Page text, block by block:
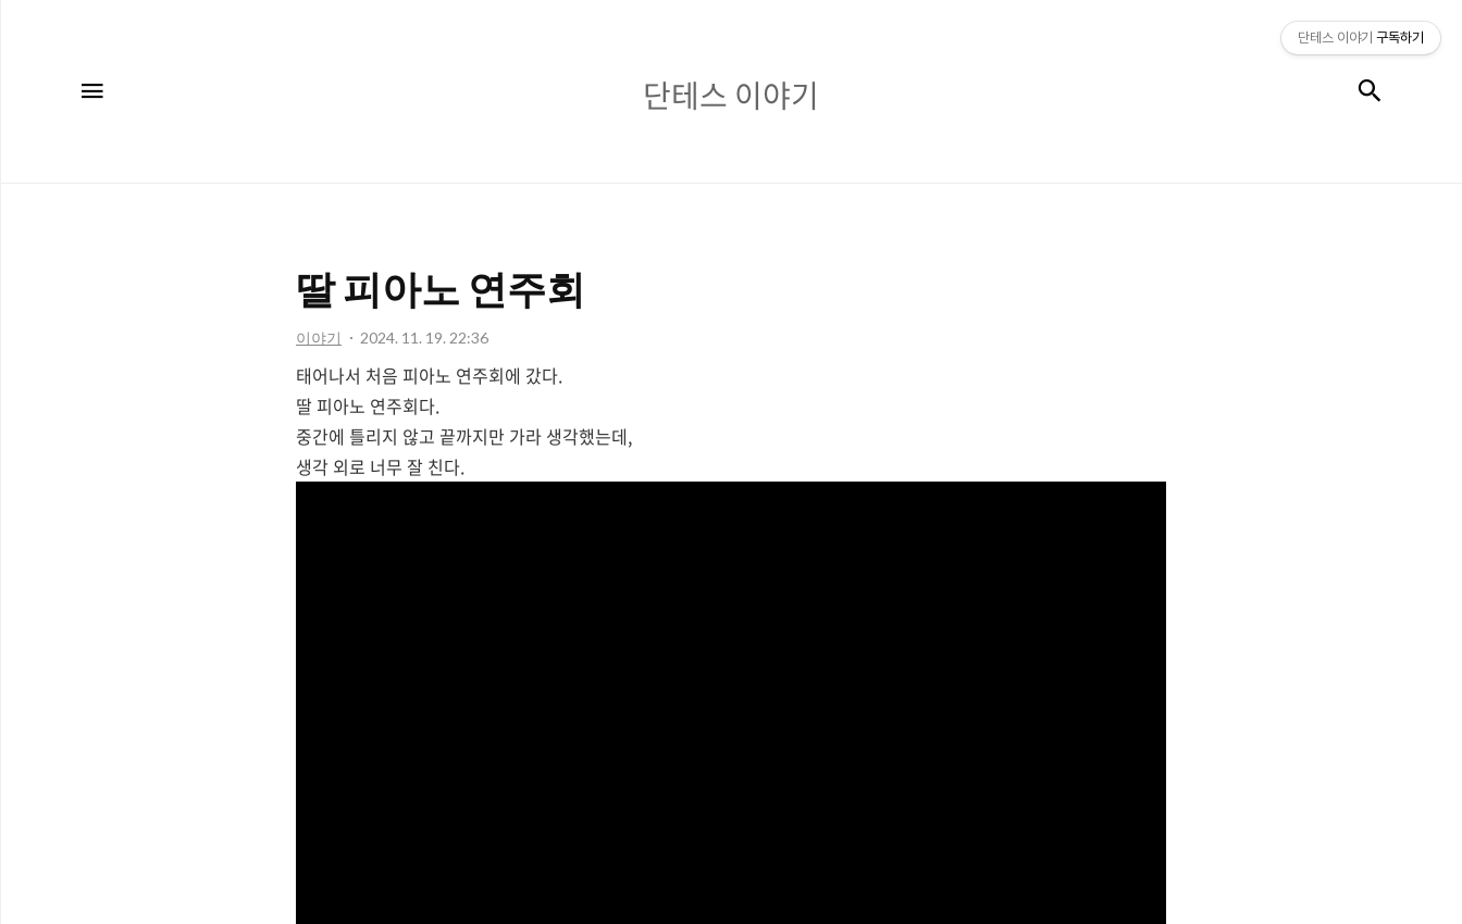
테
단테스 이야기
딸 피아노 연주회
이야기 2024. 11. 19. 22:36
태어나서 처음 피아노 연주회에 갔다.
딸 피아노 연주회다.
중간에 틀리지 않고 끝까지만 가라 생각했는데,
생각 외로 너무 잘 친다.
단테스 이야기 구독하기